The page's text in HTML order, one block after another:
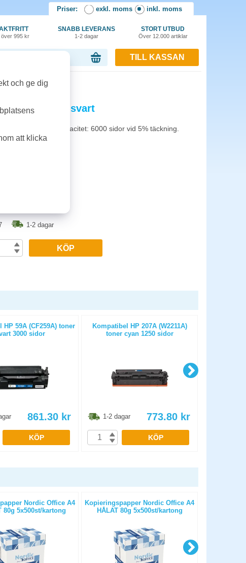
Priser: exkl. moms inkl. moms
över 995 kr
SNABB LEVERANS
1-2 dagar
STORT UTBUD
Över 12.000 artiklar
TILL KASSAN
svart
6k svart
X203A21G. Kapacitet: 6000 sidor vid 5% täckning.
1-2 dagar
KÖP
HP 59A (CF259A) toner
3000 sidor
861.30 kr
KÖP
Kompatibel HP 207A (W2211A)
toner cyan 1250 sidor
1-2 dagar 773.80 kr
KÖP
Nordic Office A4
80g 5x500st/kartong
Kopieringspapper Nordic Office A4
HÅLAT 80g 5x500st/kartong
och ge dig
att klicka